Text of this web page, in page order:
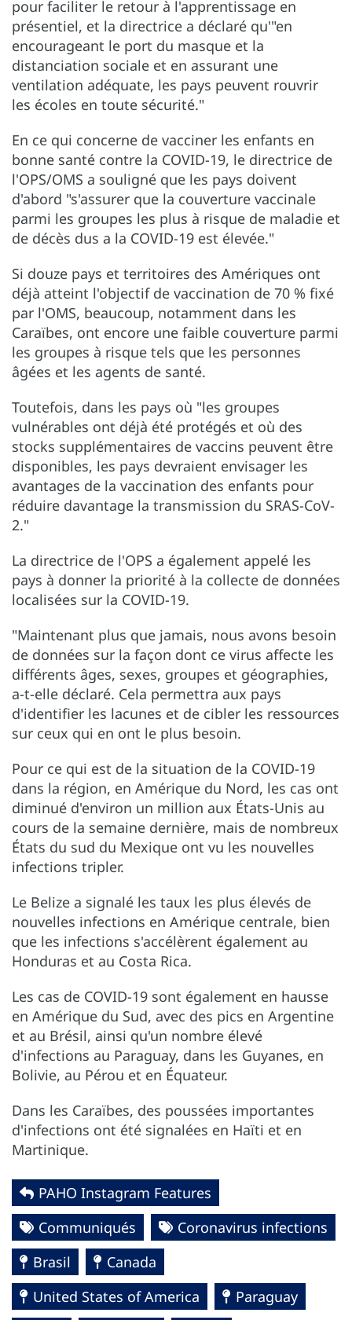
pour faciliter le retour à l'apprentissage en
présentiel, et la directrice a déclaré qu'"en
encourageant le port du masque et la
distanciation sociale et en assurant une
ventilation adéquate, les pays peuvent rouvrir
les écoles en toute sécurité."
En ce qui concerne de vacciner les enfants en
bonne santé contre la COVID-19, le directrice de
l'OPS/OMS a souligné que les pays doivent
d'abord "s'assurer que la couverture vaccinale
parmi les groupes les plus à risque de maladie et
de décès dus a la COVID-19 est élevée."
Si douze pays et territoires des Amériques ont
déjà atteint l'objectif de vaccination de 70 % fixé
par l'OMS, beaucoup, notamment dans les
Caraïbes, ont encore une faible couverture parmi
les groupes à risque tels que les personnes
âgées et les agents de santé.
Toutefois, dans les pays où "les groupes
vulnérables ont déjà été protégés et où des
stocks supplémentaires de vaccins peuvent être
disponibles, les pays devraient envisager les
avantages de la vaccination des enfants pour
réduire davantage la transmission du SRAS-CoV-
2."
La directrice de l'OPS a également appelé les
pays à donner la priorité à la collecte de données
localisées sur la COVID-19.
"Maintenant plus que jamais, nous avons besoin
de données sur la façon dont ce virus affecte les
différents âges, sexes, groupes et géographies,
a-t-elle déclaré. Cela permettra aux pays
d'identifier les lacunes et de cibler les ressources
sur ceux qui en ont le plus besoin.
Pour ce qui est de la situation de la COVID-19
dans la région, en Amérique du Nord, les cas ont
diminué d'environ un million aux États-Unis au
cours de la semaine dernière, mais de nombreux
États du sud du Mexique ont vu les nouvelles
infections tripler.
Le Belize a signalé les taux les plus élevés de
nouvelles infections en Amérique centrale, bien
que les infections s'accélèrent également au
Honduras et au Costa Rica.
Les cas de COVID-19 sont également en hausse
en Amérique du Sud, avec des pics en Argentine
et au Brésil, ainsi qu'un nombre élevé
d'infections au Paraguay, dans les Guyanes, en
Bolivie, au Pérou et en Équateur.
Dans les Caraïbes, des poussées importantes
d'infections ont été signalées en Haïti et en
Martinique.
PAHO Instagram Features
Communiqués
Coronavirus infections
Brasil
Canada
United States of America
Paraguay